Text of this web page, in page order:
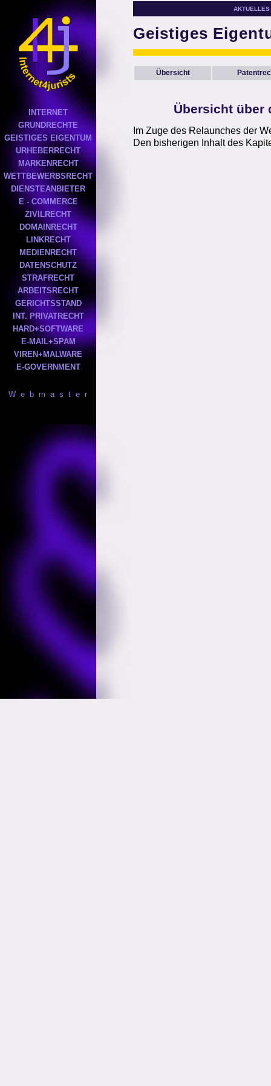
INTERNET
GRUNDRECHTE
GEISTIGES EIGENTUM
URHEBERRECHT
MARKENRECHT
WETTBEWERBSRECHT
DIENSTEANBIETER
E - COMMERCE
ZIVILRECHT
DOMAINRECHT
LINKRECHT
MEDIENRECHT
DATENSCHUTZ
STRAFRECHT
ARBEITSRECHT
GERICHTSSTAND
INT. PRIVATRECHT
HARD+SOFTWARE
E-MAIL+SPAM
VIREN+MALWARE
E-GOVERNMENT
W e b m a s t e r
AKTUELLES
Geistiges
Übersicht
Übersicht über
Im Zuge des Relaunches der
Den bisherigen Inhalt des